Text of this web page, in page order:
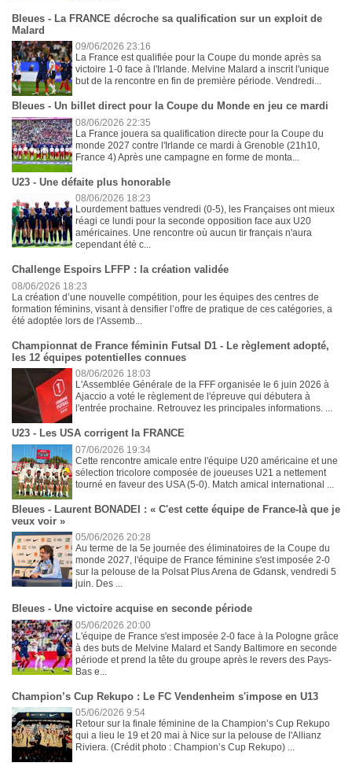
Bleues - La FRANCE décroche sa qualification sur un exploit de
Malard
09/06/2026 23:16
La France est qualifiée pour la Coupe du monde après sa
victoire 1-0 face à l'Irlande. Melvine Malard a inscrit l'unique
but de la rencontre en fin de première période. Vendredi...
Bleues - Un billet direct pour la Coupe du Monde en jeu ce mardi
08/06/2026 22:35
La France jouera sa qualification directe pour la Coupe du
monde 2027 contre l'Irlande ce mardi à Grenoble (21h10,
France 4) Après une campagne en forme de monta...
U23 - Une défaite plus honorable
08/06/2026 18:23
Lourdement battues vendredi (0-5), les Françaises ont mieux
réagi ce lundi pour la seconde opposition face aux U20
américaines. Une rencontre où aucun tir français n'aura
cependant été c...
Challenge Espoirs LFFP : la création validée
08/06/2026 18:23
La création d’une nouvelle compétition, pour les équipes des centres de
formation féminins, visant à densifier l’offre de pratique de ces catégories, a
été adoptée lors de l'Assemb...
Championnat de France féminin Futsal D1 - Le règlement adopté,
les 12 équipes potentielles connues
08/06/2026 18:03
L'Assemblée Générale de la FFF organisée le 6 juin 2026 à
Ajaccio a voté le règlement de l'épreuve qui débutera à
l'entrée prochaine. Retrouvez les principales informations. ...
U23 - Les USA corrigent la FRANCE
07/06/2026 19:34
Cette rencontre amicale entre l'équipe U20 américaine et une
sélection tricolore composée de joueuses U21 a nettement
tourné en faveur des USA (5-0). Match amical international ...
Bleues - Laurent BONADEI : « C'est cette équipe de France-là que je
veux voir »
05/06/2026 20:28
Au terme de la 5e journée des éliminatoires de la Coupe du
monde 2027, l'équipe de France féminine s'est imposée 2-0
sur la pelouse de la Polsat Plus Arena de Gdansk, vendredi 5
juin. Des ...
Bleues - Une victoire acquise en seconde période
05/06/2026 20:00
L'équipe de France s'est imposée 2-0 face à la Pologne grâce
à des buts de Melvine Malard et Sandy Baltimore en seconde
période et prend la tête du groupe après le revers des Pays-
Bas e...
Champion’s Cup Rekupo : Le FC Vendenheim s'impose en U13
05/06/2026 9:54
Retour sur la finale féminine de la Champion’s Cup Rekupo
qui a lieu le 19 et 20 mai à Nice sur la pelouse de l'Allianz
Riviera. (Crédit photo : Champion’s Cup Rekupo) ...